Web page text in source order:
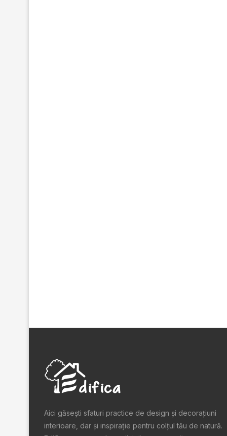
Aici găsești sfaturi practice de design şi decoraţiuni
interioare, dar și inspiraţie pentru colţul tău de natură.